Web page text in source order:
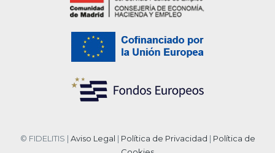
© FIDELITIS | Aviso Legal | Política de Privacidad | Política de